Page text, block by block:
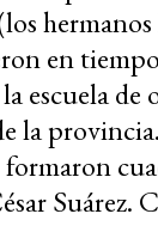
en
escuela de
la
Suárez.